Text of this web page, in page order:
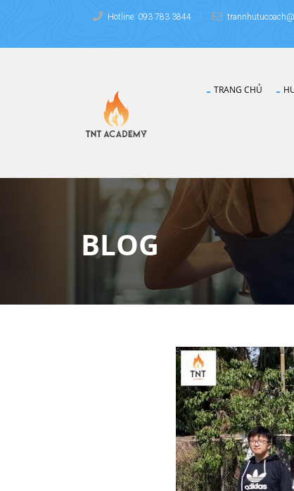
Hotline: 093 783 3844
TRANG CHỦ
BLOG